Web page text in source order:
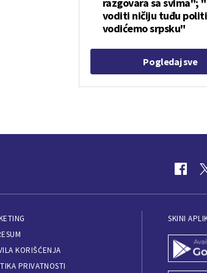
voditi ničiju tuđu
vodićemo srpsku"
Pogledaj sve
KORIŠĆENJA
PRIVATNOSTI
SKINI